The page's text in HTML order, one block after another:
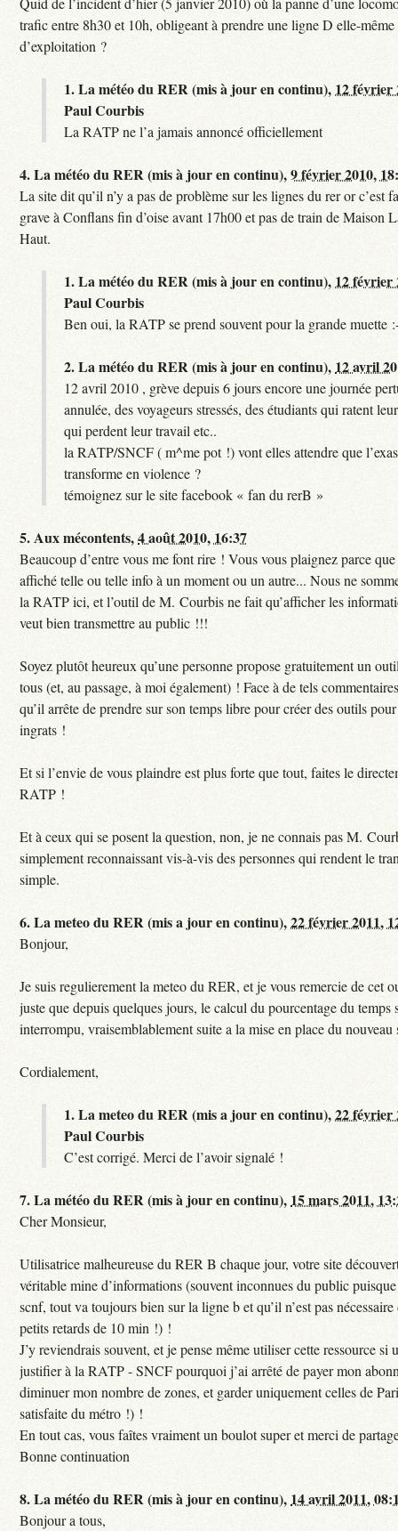
trafic entre 8h30 et 10h, obligeant à prendre une ligne D elle-
d’exploitation ?
1.La météo du RER (mis à jour en continu), 12 février
Paul Courbis
La RATP ne l’a jamais annoncé officiellement
4.La météo du RER (mis à jour en continu),9 février 2010,
La site dit qu’il n’y a pas de problème sur les lignes du rer or c’est
grave à Conflans fin d’oise avant 17h00 et pas de train de Maison
Haut.
1.La météo du RER (mis à jour en continu), 12 février
Paul Courbis
Ben oui, la RATP se prend souvent pour la grande muette
2.La météo du RER (mis à jour en continu), 12 avril
12 avril 2010 , grève depuis 6 jours encore une journée
annulée, des voyageurs stressés, des étudiants qui ratent
qui perdent leur travail etc..
la RATP/SNCF ( m^me pot !) vont elles attendre que
transforme en violence ?
témoignez sur le site facebook « fan du rerB »
5.Aux mécontents,4 août 2010, 16:37
Beaucoup d’entre vous me font rire ! Vous vous plaignez parce que
affiché telle ou telle info à un moment ou un autre... Nous ne
la RATP ici, et l’outil de M. Courbis ne fait qu’afficher les
veut bien transmettre au public !!!
Soyez plutôt heureux qu’une personne propose gratuitement un
tous (et, au passage, à moi également) ! Face à de tels
qu’il arrête de prendre sur son temps libre pour créer des outils
ingrats !
Et si l’envie de vous plaindre est plus forte que tout, faites le
RATP !
Et à ceux qui se posent la question, non, je ne connais pas M.
simplement reconnaissant vis-à-vis des personnes qui rendent le
simple.
6.La meteo du RER (mis a jour en continu),22 février 2011,
Bonjour,
Je suis regulierement la meteo du RER, et je vous remercie de cet
juste que depuis quelques jours, le calcul du pourcentage du temps
interrompu, vraisemblablement suite a la mise en place du
Cordialement,
1.La meteo du RER (mis a jour en continu),22 février
Paul Courbis
C’est corrigé. Merci de l’avoir signalé !
7.La météo du RER (mis à jour en continu), 15 mars 2011,
Cher Monsieur,
Utilisatrice malheureuse du RER B chaque jour, votre site
véritable mine d’informations (souvent inconnues du public
scnf, tout va toujours bien sur la ligne b et qu’il n’est pas
petits retards de 10 min !) !
J’y reviendrais souvent, et je pense même utiliser cette ressource si
justifier à la RATP - SNCF pourquoi j’ai arrêté de payer mon
diminuer mon nombre de zones, et garder uniquement celles de
satisfaite du métro !) !
En tout cas, vous faîtes vraiment un boulot super et merci de
Bonne continuation
8.La météo du RER (mis à jour en continu), 14 avril 2011,
Bonjour a tous,